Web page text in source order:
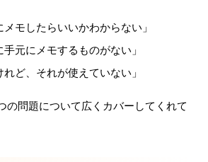
メモしたらいいかわからない」
手元にメモするものがない」
れど、それが使えていない」
の問題について広くカバーしてくれて